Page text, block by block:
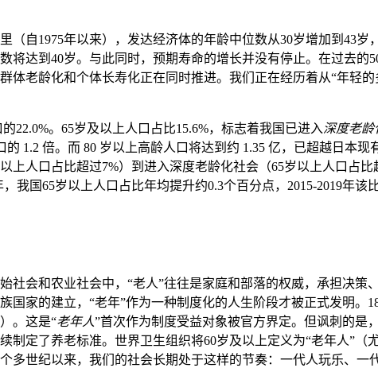
自1975年以来），发达经济体的年龄中位数从30岁增加到43岁
将达到40岁。与此同时，预期寿命的增长并没有停止。在过去的
体老龄化和个体长寿化正在同时推进。我们正在经历着从“年轻
22.0%。65岁及以上人口占比15.6%，标志着我国已进入 深度老龄
1.2 倍。而 80 岁以上高龄人口将达到约 1.35 亿，已超越日本
人口占比超过7%）到进入深度老龄化社会（65岁以上人口占比
我国65岁以上人口占比年均提升约0.3个百分点，2015-2019年
社会和农业社会中，“老人”往往是家庭和部落的权威，承担决策
家的建立，“老年”作为一种制度化的人生阶段才被正式发明。
。这是“老年人”首次作为制度受益对象被官方界定。但讽刺的是
制定了养老标准。世界卫生组织将60岁及以上定义为“老年人”
多世纪以来，我们的社会长期处于这样的节奏：一代人玩乐、一